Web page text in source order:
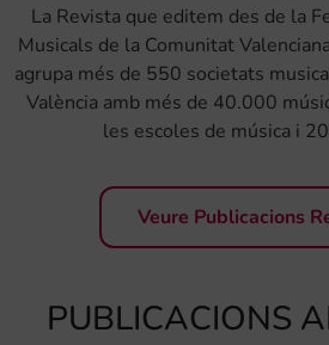
Tenda
La Revista que editem des de la
Musicals de la Comunitat
agrupa més de 550 societats
València amb més de 40.000
les escoles de música i
Veure Publicacions
PUBLICACIONS